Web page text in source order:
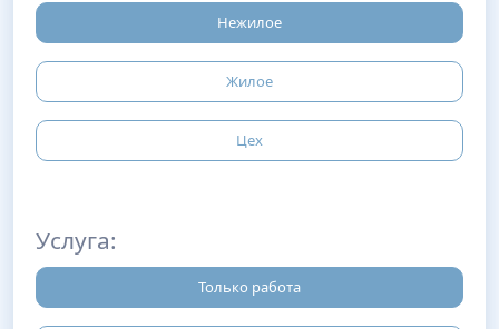
Нежилое
Жилое
Цех
Услуга:
Только работа